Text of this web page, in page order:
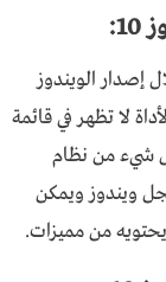
إصدار الويندوز
لا تظهر في قائمة
شيء من نظام
ويندوز ويمكن
من مميزات.